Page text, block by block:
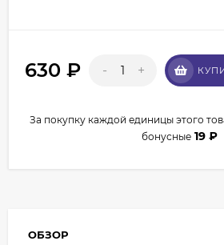
630 ₽ - +
За покупку каждой единицы этого
бонусные 19 ₽
ОБЗОР